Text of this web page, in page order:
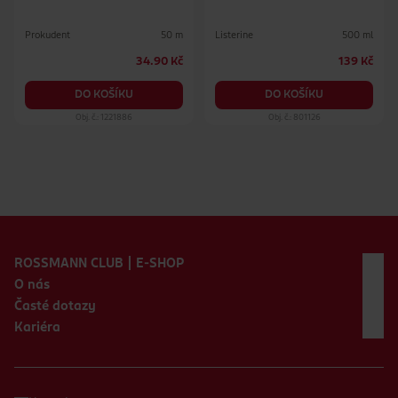
Prokudent 50 m
34.90 Kč
DO KOŠÍKU
Obj. č.: 1221886
Listerine 500 ml
139 Kč
DO KOŠÍKU
Obj. č.: 801126
ROSSMANN CLUB | E-SHOP
O nás
Časté dotazy
Kariéra